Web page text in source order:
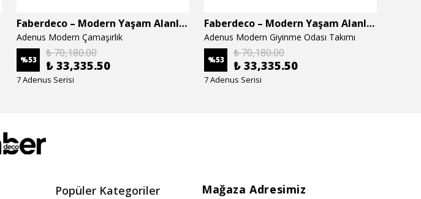
Faberdeco – Modern Yaşam Alanları İçin Özel Tasarım Mobilyalar
Adenus Modern Çamaşırlık
%53
₺ 70,180.00
₺ 33,335.50
7 Adenus Serisi
Faberdeco – Modern Yaşam Alanları İçin Özel Tasarım Mobilyalar
Adenus Modern Giyinme Odası Takımı
%53
₺ 70,180.00
₺ 33,335.50
7 Adenus Serisi
Popüler Kategoriler Mağaza Adresimiz